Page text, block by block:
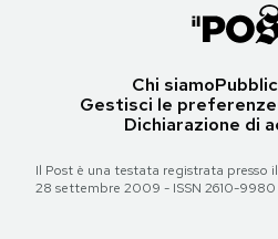
Chi siamo
Gestisci le preferenze
Dichiarazione di
Il Post è una testata registrata presso
28 settembre 2009 - ISSN 2610-9980